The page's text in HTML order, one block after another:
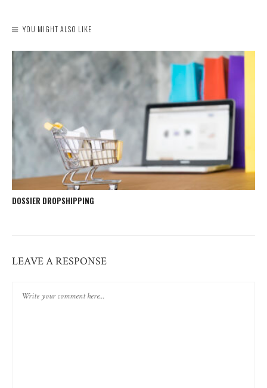
YOU MIGHT ALSO LIKE
DOSSIER DROPSHIPPING
LEAVE A RESPONSE